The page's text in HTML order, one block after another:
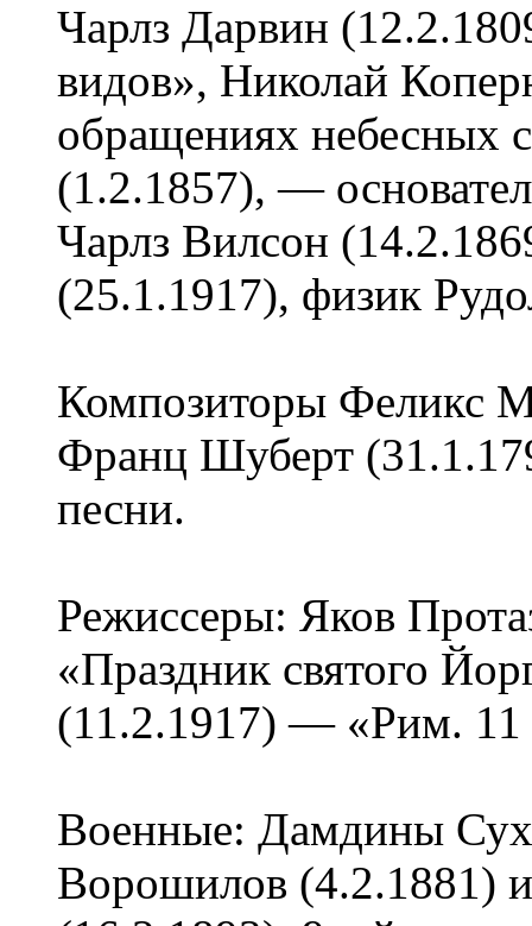
Чарлз Дарвин
видов», Николай
обращениях небесных
(1.2.1857), —
Чарлз Вилсон
(25.1.1917), физик
Композиторы Феликс
Франц Шуберт
песни.
Режиссеры: Яков
«Праздник святого
(11.2.1917) — «Рим. 11
Военные: Дамдины
Ворошилов (4.2.1881)